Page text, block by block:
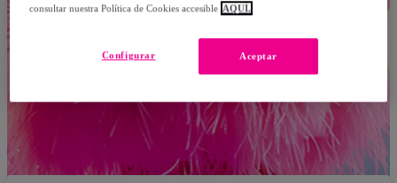
consultar nuestra Política de Cookies accesible AQUÍ.
Aceptar
Configurar